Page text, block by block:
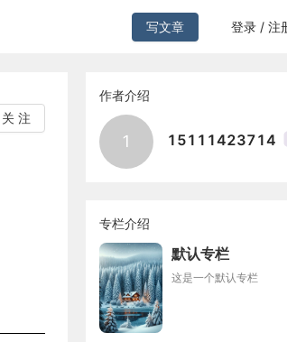
写文章 登录 / 注
关 注
作者介绍
1 15111423714
专栏介绍
默认专栏
这是一个默认专栏